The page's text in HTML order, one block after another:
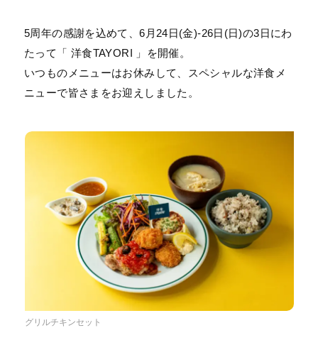
5周年の感謝を込めて、6月24日(金)-26日(日)の3日にわ
たって「 洋食TAYORI 」を開催。
いつものメニューはお休みして、スペシャルな洋食メ
ニューで皆さまをお迎えしました。
グリルチキンセット